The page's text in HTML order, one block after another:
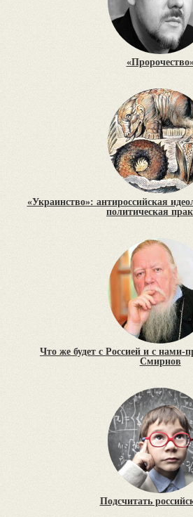
«Украинство»: антироссийская
политическая
Что же будет с Россией и с нами-
Смирнов
Подсчитать